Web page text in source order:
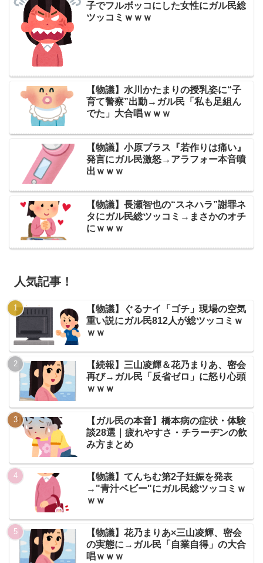
子でフルボッコにした女性にガル民総
ツッコミｗｗｗ
【物議】水川かたまりの授乳姿に“子
育て警察”出動→ガル民「私も足組ん
でた」大合唱ｗｗｗ
【物議】小原ブラス『若作りは痛い』
発言にガル民激怒→アラフォー本音噴
出ｗｗｗ
【物議】長瀬智也の“スネハラ”謝罪ネ
タにガル民総ツッコミ→まさかのオチ
にｗｗｗ
人気記事！
【物議】ぐるナイ「ゴチ」現場の空気
重い説にガル民812人が総ツッコミｗ
ｗｗ
【続報】三山凌輝＆花乃まりあ、密会
再び→ガル民「反省ゼロ」に怒り心頭
ｗｗｗ
【ガル民の本音】橋本病の症状・体験
談28選｜疲れやすさ・チラーヂンの飲
み方まとめ
【物議】てんちむ第2子妊娠を発表
→"青汁ベビー"にガル民総ツッコミｗ
ｗｗ
【物議】花乃まりあ×三山凌輝、密会
の実態に→ガル民「自業自得」の大合
唱ｗｗｗ